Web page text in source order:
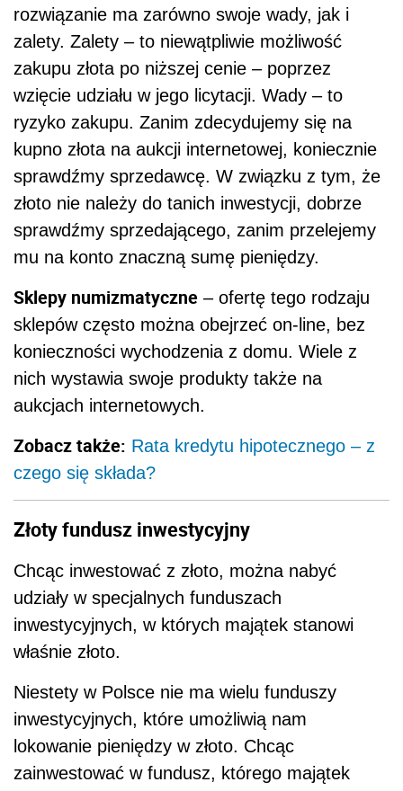
rozwiązanie ma zarówno swoje wady, jak i
zalety. Zalety – to niewątpliwie możliwość
zakupu złota po niższej cenie – poprzez
wzięcie udziału w jego licytacji. Wady – to
ryzyko zakupu. Zanim zdecydujemy się na
kupno złota na aukcji internetowej, koniecznie
sprawdźmy sprzedawcę. W związku z tym, że
złoto nie należy do tanich inwestycji, dobrze
sprawdźmy sprzedającego, zanim przelejemy
mu na konto znaczną sumę pieniędzy.
Sklepy numizmatyczne – ofertę tego rodzaju
sklepów często można obejrzeć on-line, bez
konieczności wychodzenia z domu. Wiele z
nich wystawia swoje produkty także na
aukcjach internetowych.
Zobacz także: Rata kredytu hipotecznego – z
czego się składa?
Złoty fundusz inwestycyjny
Chcąc inwestować z złoto, można nabyć
udziały w specjalnych funduszach
inwestycyjnych, w których majątek stanowi
właśnie złoto.
Niestety w Polsce nie ma wielu funduszy
inwestycyjnych, które umożliwią nam
lokowanie pieniędzy w złoto. Chcąc
zainwestować w fundusz, którego majątek